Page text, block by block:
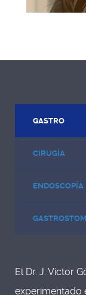
GASTRO
CIRUGÍA
ENDOSCOPÍA
El Dr. J. Víctor
experimentado